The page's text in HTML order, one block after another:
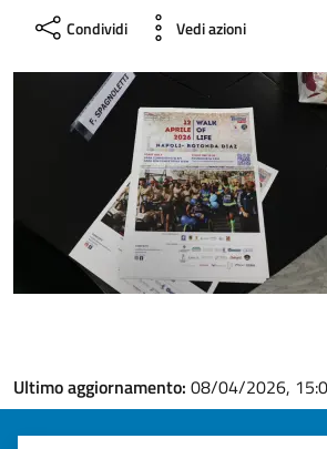
Condividi Vedi azioni
Ultimo aggiornamento: 08/04/2026,